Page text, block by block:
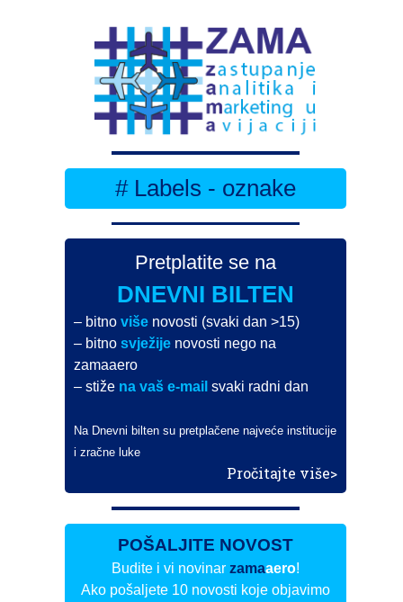
# Labels - oznake
Pretplatite se na
DNEVNI BILTEN
– bitno višenovosti (svaki dan >15)
– bitno svježijenovosti nego na
zamaaero
– stiže na vaš e-mail svaki radni dan
Na Dnevni bilten su pretplačene najveće institucije
i zračne luke
Pročitajte više>
POŠALJITE NOVOST
Budite i vi novinar zamaaero!
Ako pošaljete 10 novosti koje objavimo